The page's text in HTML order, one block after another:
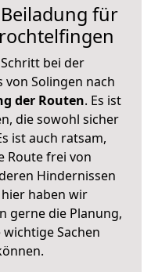
für
bei der
Solingen nach
der Routen. Es ist
die sowohl sicher
ist auch ratsam,
Route frei von
Hindernissen
hier haben wir
gerne die Planung,
Sachen